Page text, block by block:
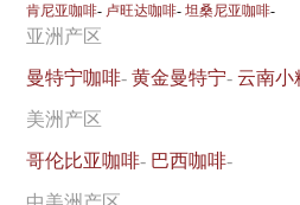
肯尼亚咖啡- 卢旺达咖啡-坦桑尼亚咖啡-
亚洲产区
曼特宁咖啡-黄金曼特宁-云南小
美洲产区
哥伦比亚咖啡- 巴西咖啡-